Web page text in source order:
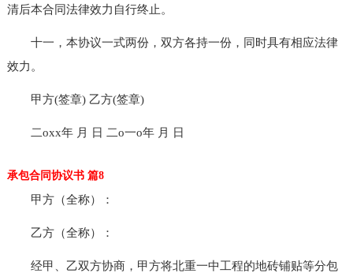
清后本合同法律效力自行终止。
十一，本协议一式两份，双方各持一份，同时具有相应法律
效力。
甲方(签章) 乙方(签章)
二oxx年 月 日 二o一o年 月 日
承包合同协议书 篇8
甲方（全称）：
乙方（全称）：
经甲、乙双方协商，甲方将北重一中工程的地砖铺贴等分包